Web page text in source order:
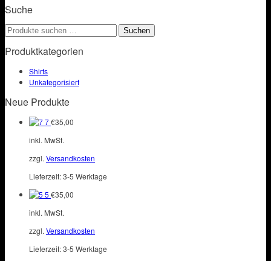
auf
der
Produktseite
gewählt
werden
Varianten
Die
auf
Produktseite
gewählt
Suche
Suchen
nach:
Suchen
Produktkategorien
Shirts
Unkategorisiert
Neue Produkte
7€35,00
inkl. MwSt.
zzgl. Versandkosten
Lieferzeit:3-5 Werktage
5 €35,00
inkl. MwSt.
zzgl. Versandkosten
Lieferzeit:3-5 Werktage